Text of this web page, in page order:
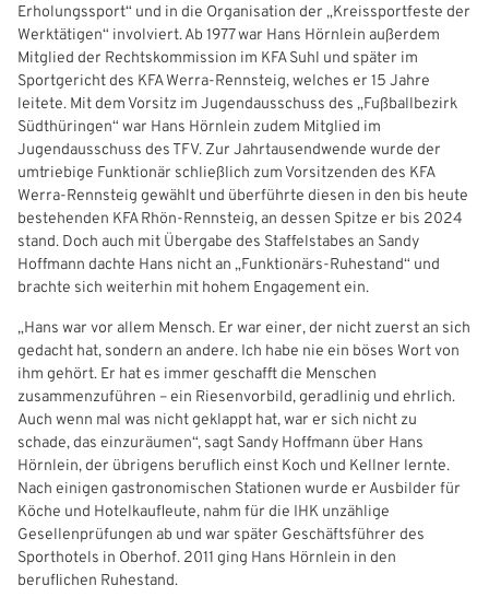
Erholungssport“ und in die Organisation der „Kreissportfeste der
Werktätigen“ involviert. Ab 1977 war Hans Hörnlein außerdem
Mitglied der Rechtskommission im KFA Suhl und später im
Sportgericht des KFA Werra-Rennsteig, welches er 15 Jahre
leitete. Mit dem Vorsitz im Jugendausschuss des „Fußballbezirk
Südthüringen“ war Hans Hörnlein zudem Mitglied im
Jugendausschuss des TFV. Zur Jahrtausendwende wurde der
umtriebige Funktionär schließlich zum Vorsitzenden des KFA
Werra-Rennsteig gewählt und überführte diesen in den bis heute
bestehenden KFA Rhön-Rennsteig, an dessen Spitze er bis 2024
stand. Doch auch mit Übergabe des Staffelstabes an Sandy
Hoffmann dachte Hans nicht an „Funktionärs-Ruhestand“ und
brachte sich weiterhin mit hohem Engagement ein.
„Hans war vor allem Mensch. Er war einer, der nicht zuerst an sich
gedacht hat, sondern an andere. Ich habe nie ein böses Wort von
ihm gehört. Er hat es immer geschafft die Menschen
zusammenzuführen – ein Riesenvorbild, geradlinig und ehrlich.
Auch wenn mal was nicht geklappt hat, war er sich nicht zu
schade, das einzuräumen“, sagt Sandy Hoffmann über Hans
Hörnlein, der übrigens beruflich einst Koch und Kellner lernte.
Nach einigen gastronomischen Stationen wurde er Ausbilder für
Köche und Hotelkaufleute, nahm für die IHK unzählige
Gesellenprüfungen ab und war später Geschäftsführer des
Sporthotels in Oberhof. 2011 ging Hans Hörnlein in den
beruflichen Ruhestand.
WEBSITE DURCHSUCHEN
IHRE LESEZEICHEN
Aktuelle Seite als Lesezeichen speichern
IHR LOGIN
Benutzeranmeldung
Bitte geben Sie Ihren Benutzernamen und Ihr Passwort ein, um
sich an der Website anzumelden.
Benutzername:
Passwort: